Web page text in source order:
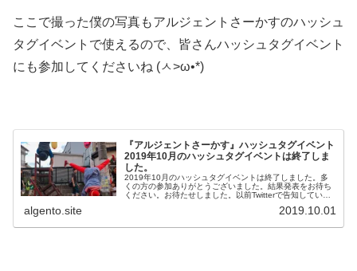
ここで撮った僕の写真もアルジェントさーかすのハッシュ
タグイベントで使えるので、皆さんハッシュタグイベント
にも参加してくださいね (ㅅ>ω•*)
『アルジェントさーかす』ハッシュタグイベント
2019年10月のハッシュタグイベントは終了しま
した。
2019年10月のハッシュタグイベントは終了しました。多
くの方の参加ありがとうございました。結果発表をお待ち
ください。お待たせしました。以前Twitterで告知していた
algento.site 2019.10.01